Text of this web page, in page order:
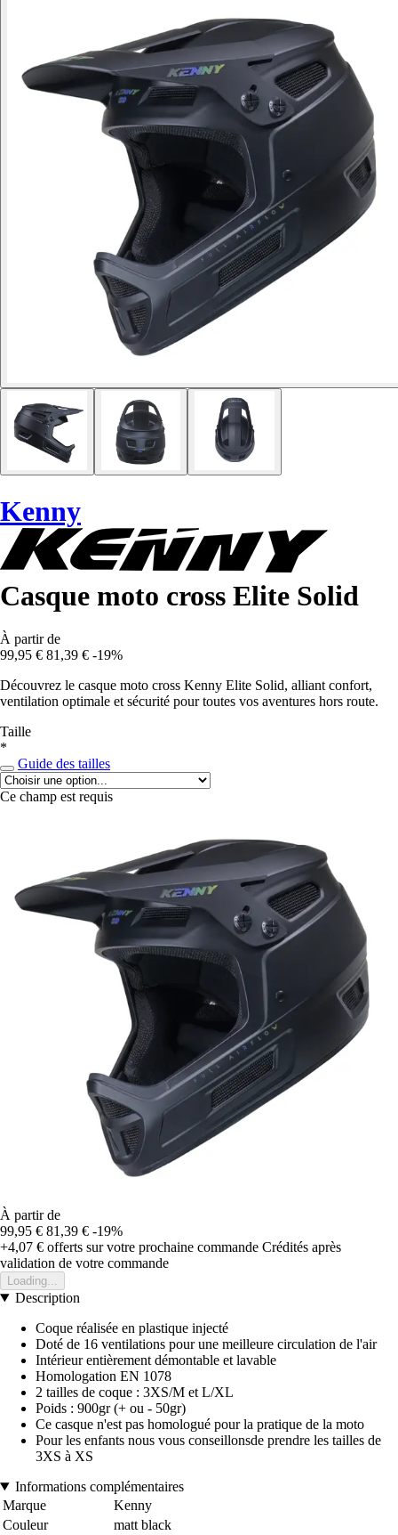
Kenny
Casque moto cross Elite Solid
À partir de
99,95 € 81,39 € -19%
Découvrez le casque moto cross Kenny Elite Solid, alliant confort,
ventilation optimale et sécurité pour toutes vos aventures hors route.
Taille
*
Guide des tailles
Ce champ est requis
À partir de
99,95 € 81,39 € -19%
+4,07 € offerts sur votre prochaine commande Crédités après
validation de votre commande
Loading...
Description
Coque réalisée en plastique injecté
Doté de 16 ventilations pour une meilleure circulation de l'air
Intérieur entièrement démontable et lavable
Homologation EN 1078
2 tailles de coque : 3XS/M et L/XL
Poids : 900gr (+ ou - 50gr)
Ce casque n'est pas homologué pour la pratique de la moto
Pour les enfants nous vous conseillonsde prendre les tailles de
3XS à XS
Informations complémentaires
Marque
Kenny
Couleur
matt black